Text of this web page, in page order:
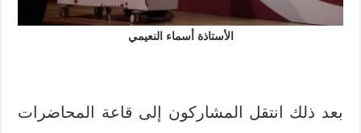
الأستاذة أسماء النعيمي
بعد ذلك انتقل المشاركون إلى قاعة المحاضرات